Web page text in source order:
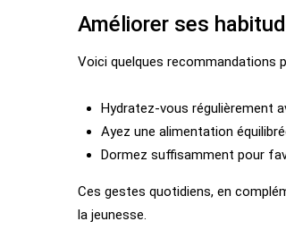
Améliorer ses
Voici quelques recommandations
Hydratez-vous régulièrement
Ayez une alimentation
Dormez suffisamment pour
Ces gestes quotidiens, en
la jeunesse.